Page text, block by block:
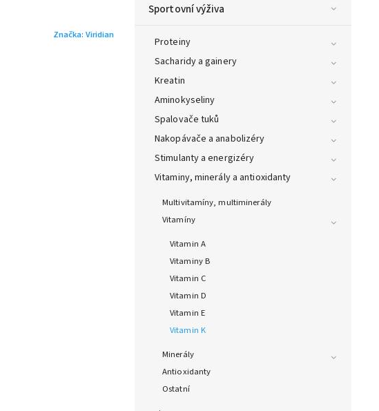
Sportovní výživa
Proteiny
Sacharidy a gainery
Kreatin
Aminokyseliny
Spalovače tuků
Nakopávače a anabolizéry
Stimulanty a energizéry
Vitaminy, minerály a antioxidanty
Multivitamíny, multiminerály
Vitamíny
Vitamin A
Vitaminy B
Vitamin C
Vitamin D
Vitamin E
Vitamin K
Minerály
Antioxidanty
Ostatní
Značka: Viridian